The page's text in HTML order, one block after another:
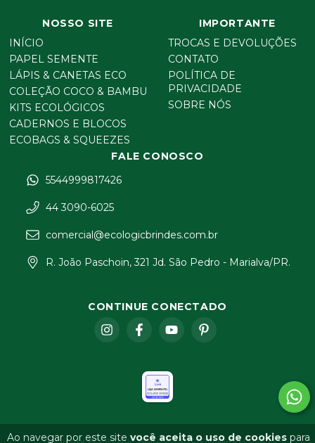
Ao navegar por este site você aceita o uso de cookies para
NOSSO SITE
INÍCIO
PAPEL SEMENTE
LÁPIS & CANETAS ECO
COLEÇÃO COCO & BAMBU
KITS ECOLÓGICOS
CADERNOS E BLOCOS
ECOBAGS & SQUEEZES
IMPORTANTE
TROCAS E DEVOLUÇÕES
CONTATO
POLÍTICA DE
PRIVACIDADE
SOBRE NÓS
FALE CONOSCO
5544999817426
44 3090-6025
comercial@ecologicbrindes.com.br
R. João Paschoin, 321 Jd. São Pedro - Marialva/PR.
CONTINUE CONECTADO
Copyright ECOLOGIC BRINDES SUSTENTAVEIS LTDA -